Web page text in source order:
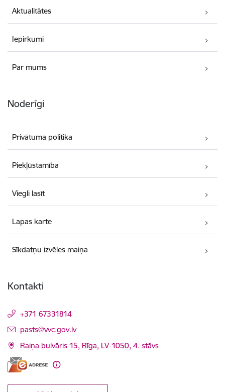
Aktualitātes
Iepirkumi
Par mums
Noderīgi
Privātuma politika
Piekļūstamība
Viegli lasīt
Lapas karte
Sīkdatņu izvēles maiņa
Kontakti
+371 67331814
E-pasts:
pasts@vvc.gov.lv
Raiņa bulvāris 15, Rīga, LV-1050, 4. stāvs